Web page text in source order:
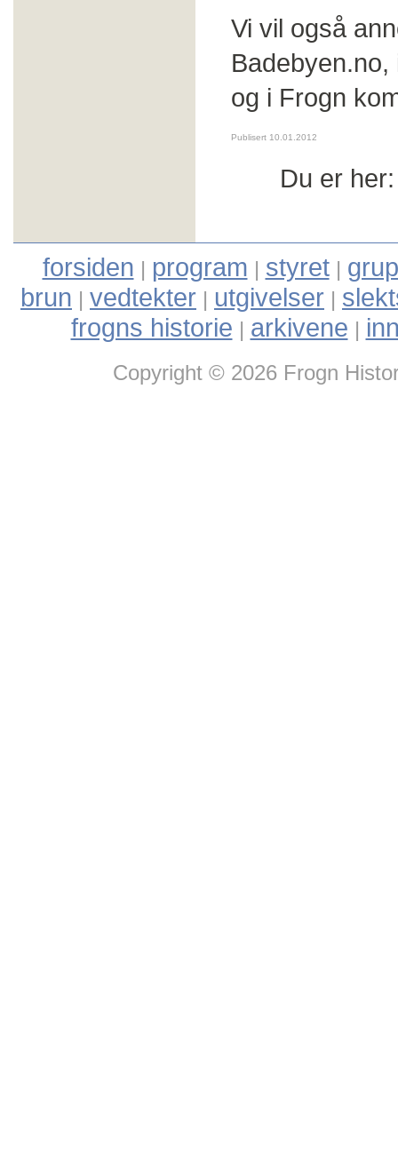
Vi vil også
og i Frogn
Publisert 10.01.2012
Du er
forsiden | program | styret|
brun | vedtekter | utgivelser |
frogns historie | arkivene |
Copyright © 2026 Frogn